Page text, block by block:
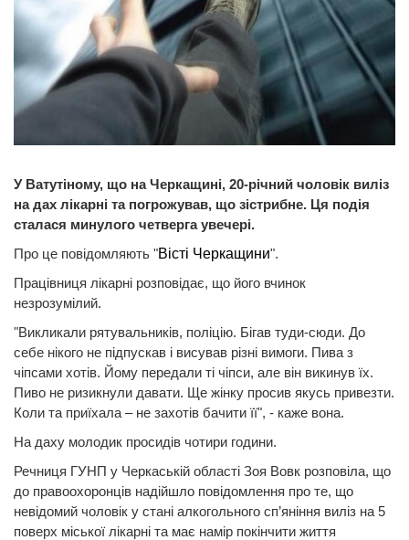
У Ватутіному, що на Черкащині, 20-річний чоловік виліз
на дах лікарні та погрожував, що зістрибне. Ця подія
сталася минулого четверга увечері.
Про це повідомляють "Вісті Черкащини".
Працівниця лікарні розповідає, що його вчинок
незрозумілий.
"Викликали рятувальників, поліцію. Бігав туди-сюди. До
себе нікого не підпускав і висував різні вимоги. Пива з
чіпсами хотів. Йому передали ті чіпси, але він викинув їх.
Пиво не ризикнули давати. Ще жінку просив якусь привезти.
Коли та приїхала – не захотів бачити її", - каже вона.
На даху молодик просидів чотири години.
Речниця ГУНП у Черкаській області Зоя Вовк розповіла, що
до правоохоронців надійшло повідомлення про те, що
невідомий чоловік у стані алкогольного сп’яніння виліз на 5
поверх міської лікарні та має намір покінчити життя